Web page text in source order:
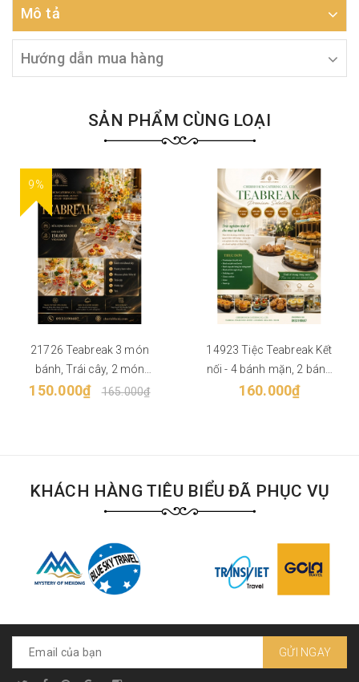
Mô tả
Hướng dẫn mua hàng
SẢN PHẨM CÙNG LOẠI
9%
21726 Teabreak 3 món
bánh, Trái cây, 2 món
Nước - Phù hợp từ 50
150.000₫ 165.000₫
14923 Tiệc Teabreak Kết
nối - 4 bánh mặn, 2 bánh
ngọt, 2 món nước Phù hợp
160.000₫
KHÁCH HÀNG TIÊU BIỂU ĐÃ PHỤC VỤ
GỬI NGAY